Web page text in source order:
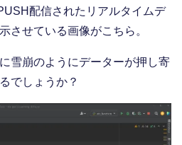
配信されたリアルタイムデ
させている画像がこちら。
雪崩のようにデーターが押し寄
でしょうか？